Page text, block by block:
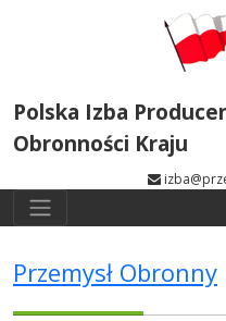
Polska Izba
Obronności Kraju
Przemysł Obronny